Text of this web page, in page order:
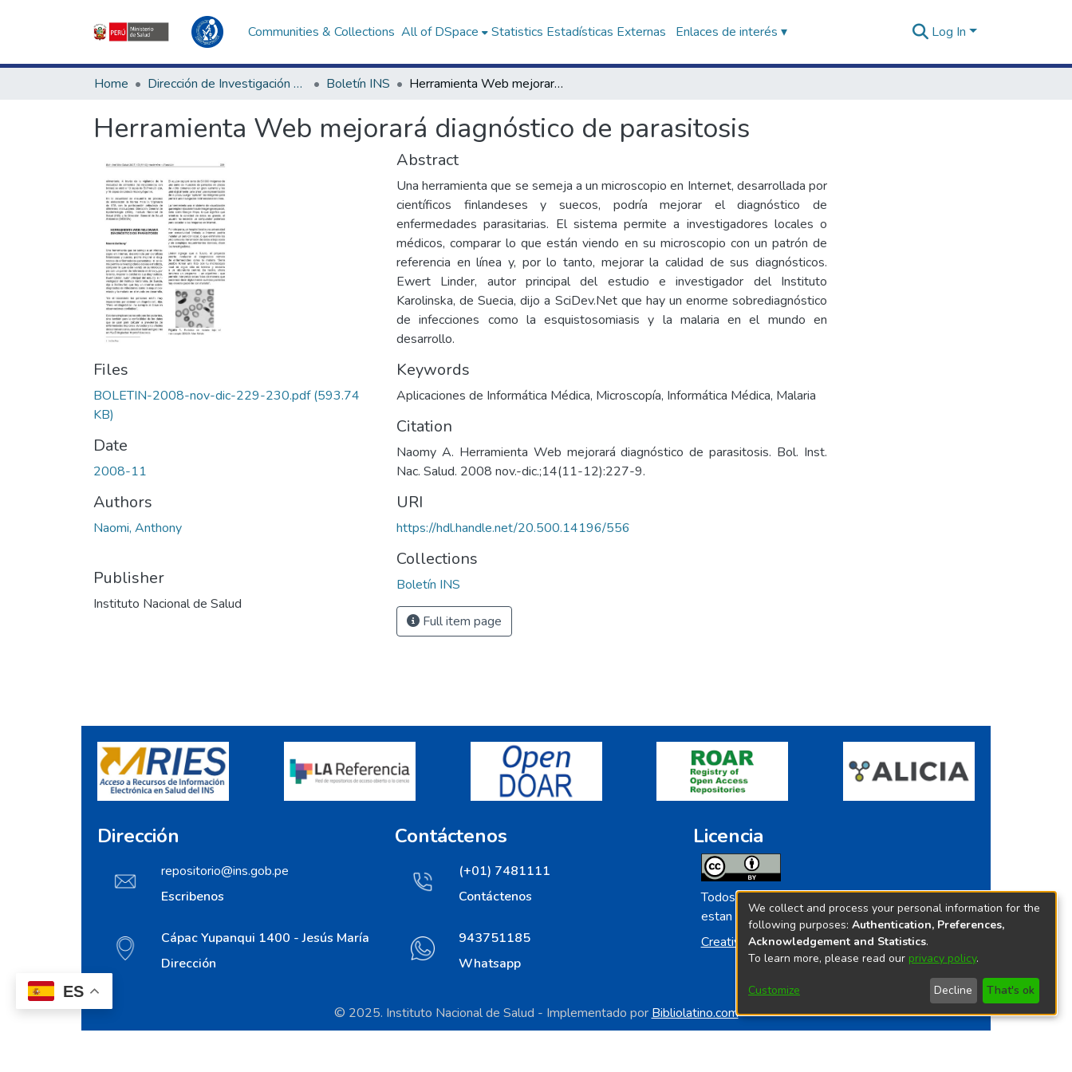
ES
Communities & Collections All of DSpace Statistics Estadísticas Externas Enlaces de interés ▾ Log In
Home Dirección de Investigación e Innovación en Salud Boletín INS Herramienta Web mejorará diagnóstico de parasitosis
Herramienta Web mejorará diagnóstico de parasitosis
Files
BOLETIN-2008-nov-dic-229-230.pdf(593.74
KB)
Date
2008-11
Authors
Naomi, Anthony
Publisher
Instituto Nacional de Salud
Abstract
Una herramienta que se semeja a un microscopio en Internet, desarrollada por
científicos finlandeses y suecos, podría mejorar el diagnóstico de
enfermedades parasitarias. El sistema permite a investigadores locales o
médicos, comparar lo que están viendo en su microscopio con un patrón de
referencia en línea y, por lo tanto, mejorar la calidad de sus diagnósticos.
Ewert Linder, autor principal del estudio e investigador del Instituto
Karolinska, de Suecia, dijo a SciDev.Net que hay un enorme sobrediagnóstico
de infecciones como la esquistosomiasis y la malaria en el mundo en
desarrollo.
Keywords
Aplicaciones de Informática Médica, Microscopía, Informática Médica, Malaria
Citation
Naomy A. Herramienta Web mejorará diagnóstico de parasitosis. Bol. Inst.
Nac. Salud. 2008 nov.-dic.;14(11-12):227-9.
URI
https://hdl.handle.net/20.500.14196/556
Collections
Boletín INS
Full item page
Dirección
repositorio@ins.gob.pe
Escribenos
Cápac Yupanqui 1400 - Jesús María
Dirección
Contáctenos
(+01) 7481111
Contáctenos
943751185
Whatsapp
Licencia
Todos los contenidos de repositorio.ins.gob.pe
estan licenciados bajo
Creative Commoms License
© 2025. Instituto Nacional de Salud - Implementado por Bibliolatino.com
We collect and process your personal information for the
following purposes: Authentication, Preferences,
Acknowledgement and Statistics.
To learn more, please read our privacy policy.
Customize Decline That's ok